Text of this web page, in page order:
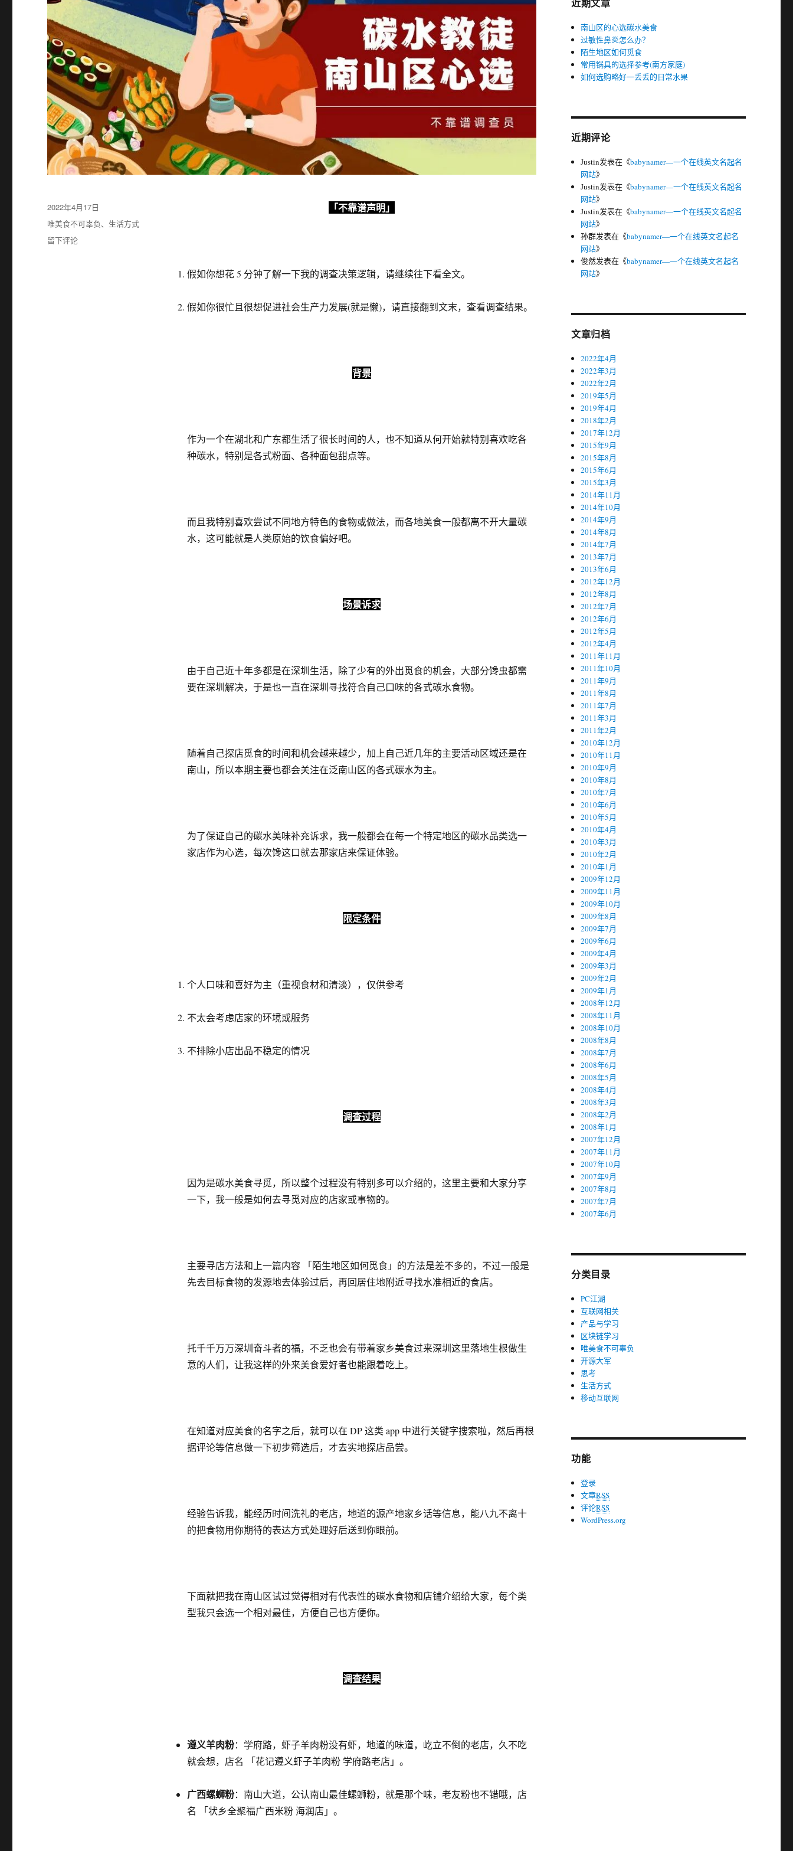
「不靠谱声明」
假如你想花 5 分钟了解一下我的调查决策逻辑，请继续往下看全文。
假如你很忙且很想促进社会生产力发展(就是懒)，请直接翻到文末，查看调查结果。
背景
作为一个在湖北和广东都生活了很长时间的人，也不知道从何开始就特别喜欢吃各
种碳水，特别是各式粉面、各种面包甜点等。
而且我特别喜欢尝试不同地方特色的食物或做法，而各地美食一般都离不开大量碳
水，这可能就是人类原始的饮食偏好吧。
场景诉求
由于自己近十年多都是在深圳生活，除了少有的外出觅食的机会，大部分馋虫都需
要在深圳解决，于是也一直在深圳寻找符合自己口味的各式碳水食物。
随着自己探店觅食的时间和机会越来越少，加上自己近几年的主要活动区域还是在
南山，所以本期主要也都会关注在泛南山区的各式碳水为主。
为了保证自己的碳水美味补充诉求，我一般都会在每一个特定地区的碳水品类选一
家店作为心选，每次馋这口就去那家店来保证体验。
限定条件
个人口味和喜好为主（重视食材和清淡），仅供参考
不太会考虑店家的环境或服务
不排除小店出品不稳定的情况
调查过程
因为是碳水美食寻觅，所以整个过程没有特别多可以介绍的，这里主要和大家分享
一下，我一般是如何去寻觅对应的店家或事物的。
主要寻店方法和上一篇内容 「陌生地区如何觅食」的方法是差不多的，不过一般是
先去目标食物的发源地去体验过后，再回居住地附近寻找水准相近的食店。
托千千万万深圳奋斗者的福，不乏也会有带着家乡美食过来深圳这里落地生根做生
意的人们，让我这样的外来美食爱好者也能跟着吃上。
在知道对应美食的名字之后，就可以在 DP 这类 app 中进行关键字搜索啦，然后再根
据评论等信息做一下初步筛选后，才去实地探店品尝。
经验告诉我，能经历时间洗礼的老店，地道的源产地家乡话等信息，能八九不离十
的把食物用你期待的表达方式处理好后送到你眼前。
下面就把我在南山区试过觉得相对有代表性的碳水食物和店铺介绍给大家，每个类
型我只会选一个相对最佳，方便自己也方便你。
调查结果
遵义羊肉粉：学府路，虾子羊肉粉没有虾，地道的味道，屹立不倒的老店，久不吃
就会想，店名 「花记遵义虾子羊肉粉 学府路老店」。
广西螺蛳粉：南山大道，公认南山最佳螺蛳粉，就是那个味，老友粉也不错哦，店
名 「状乡全聚福广西米粉 海润店」。
发
布
于
2022年4月17日
分
类
唯美食不可辜负、 生活方式
于
留下评论
南山区的心选碳水美食
过敏性鼻炎怎么办？
陌生地区如何觅食
常用锅具的选择参考(南方家庭)
如何选购略好一丢丢的日常水果
近期评论
Justin发表在《babynamer—一个在线英文名起名
网站》
Justin发表在《babynamer—一个在线英文名起名
网站》
Justin发表在《babynamer—一个在线英文名起名
网站》
孙群发表在《babynamer—一个在线英文名起名
网站》
俊然发表在《babynamer—一个在线英文名起名
网站》
文章归档
2022年4月
2022年3月
2022年2月
2019年5月
2019年4月
2018年2月
2017年12月
2015年9月
2015年8月
2015年6月
2015年3月
2014年11月
2014年10月
2014年9月
2014年8月
2014年7月
2013年7月
2013年6月
2012年12月
2012年8月
2012年7月
2012年6月
2012年5月
2012年4月
2011年11月
2011年10月
2011年9月
2011年8月
2011年7月
2011年3月
2011年2月
2010年12月
2010年11月
2010年9月
2010年8月
2010年7月
2010年6月
2010年5月
2010年4月
2010年3月
2010年2月
2010年1月
2009年12月
2009年11月
2009年10月
2009年8月
2009年7月
2009年6月
2009年4月
2009年3月
2009年2月
2009年1月
2008年12月
2008年11月
2008年10月
2008年8月
2008年7月
2008年6月
2008年5月
2008年4月
2008年3月
2008年2月
2008年1月
2007年12月
2007年11月
2007年10月
2007年9月
2007年8月
2007年7月
2007年6月
分类目录
PC江湖
互联网相关
产品与学习
区块链学习
唯美食不可辜负
开源大军
思考
生活方式
移动互联网
功能
登录
文章RSS
评论RSS
WordPress.org